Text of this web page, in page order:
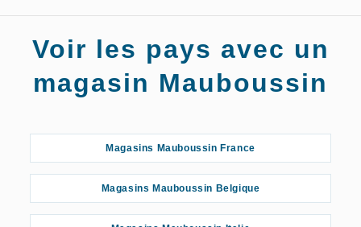
Magasins Mauboussin Aix-en-Provence
Magasins Mauboussin Amiens
Magasins Mauboussin Angers
Voir les pays avec un
magasin Mauboussin
Magasins Mauboussin France
Magasins Mauboussin Belgique